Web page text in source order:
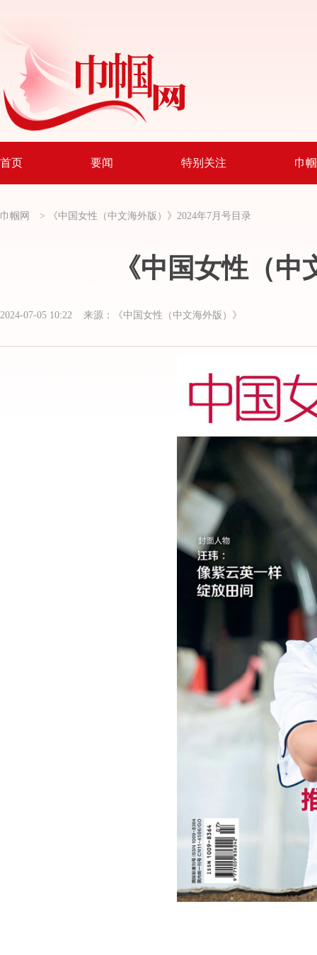
首页 要闻 特别关注 巾
巾帼网 > 《中国女性（中文海外版）》2024年7月号目录
《中国女性（
2024-07-05 10:22 来源：《中国女性（中文海外版）》